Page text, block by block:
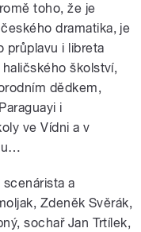
toho, že je
dramatika, je
průplavu i libreta
školství,
dědkem,
i
ve Vídni a v
scenárista a
Zdeněk Svěrák,
sochař Jan Trtílek,